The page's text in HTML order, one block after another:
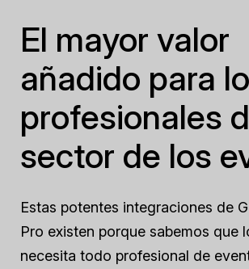
El mayor valor
añadido para
profesionales
sector de los
Estas potentes integraciones de
Pro existen porque sabemos que
necesita todo profesional de